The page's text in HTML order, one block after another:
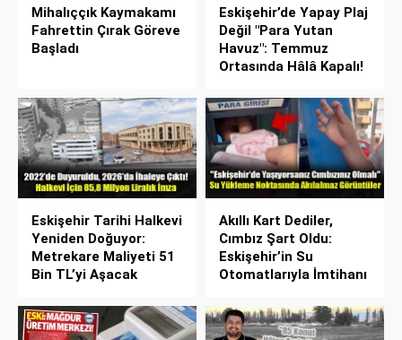
Mihalıççık Kaymakamı
Fahrettin Çırak Göreve
Başladı
Eskişehir’de Yapay Plaj
Değil "Para Yutan
Havuz": Temmuz
Ortasında Hâlâ Kapalı!
Eskişehir Tarihi Halkevi
Yeniden Doğuyor:
Metrekare Maliyeti 51
Bin TL’yi Aşacak
Akıllı Kart Dediler,
Cımbız Şart Oldu:
Eskişehir’in Su
Otomatlarıyla İmtihanı